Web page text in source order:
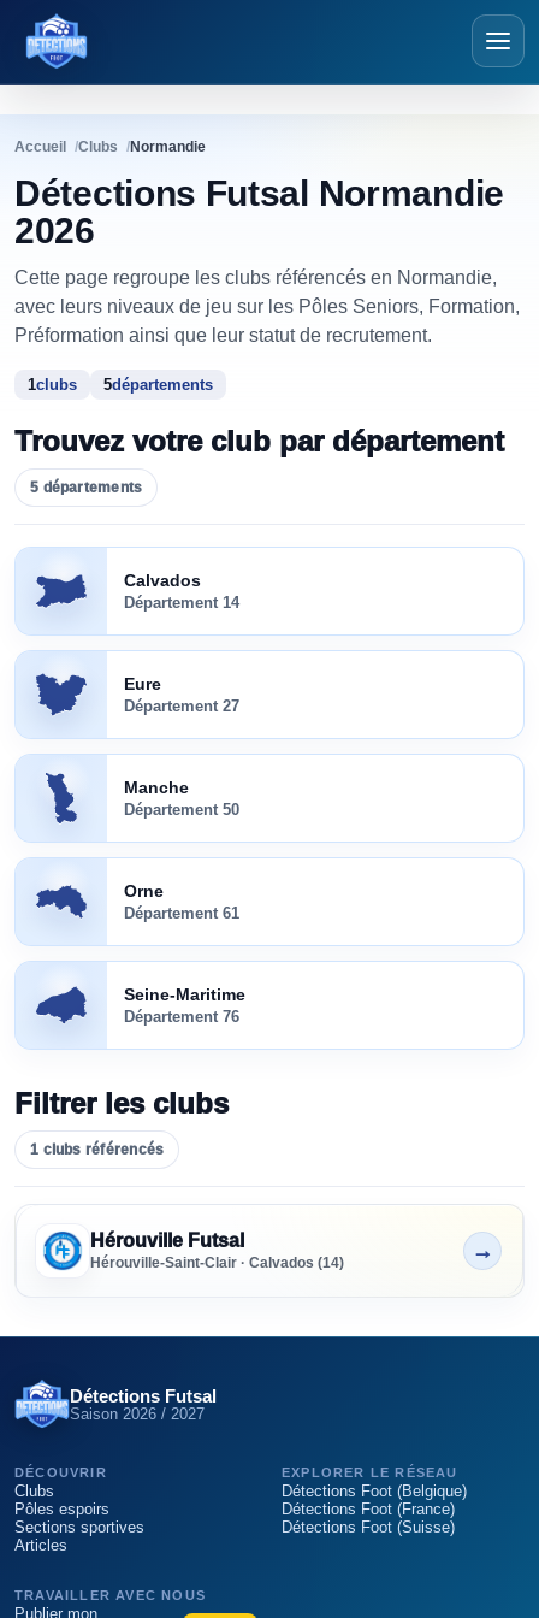
Détections Futsal
Accueil Clubs Normandie
Détections Futsal Normandie
2026
Cette page regroupe les clubs référencés en Normandie,
avec leurs niveaux de jeu sur les Pôles Seniors, Formation,
Préformation ainsi que leur statut de recrutement.
1clubs 5départements
Trouvez votre club par département
5 départements
Calvados
Département 14
Eure
Eure
Département 27
Manche
Manche
Département 50
Orne
Département 61
Seine-Maritime
Département 76
Filtrer les clubs
1 clubs référencés
Tous niveaux
PRÉFORMATION
Tous niveaux
PARTENAIRE
RECRUTEMENT
Hérouville Futsal
Hérouville-Saint-Clair · Calvados (14)
Non indiqué
→
Inscrivez-vous sur un test ou une détection futsal
Vous cherchez à
Saisissez l'opportunité quand elle se présente !
Détections Futsal
Saison 2026 / 2027
DÉCOUVRIR
Clubs
Pôles espoirs
Sections sportives
Articles
EXPLORER LE RÉSEAU
Détections Foot (Belgique)
Détections Foot (France)
Détections Foot (Suisse)
TRAVAILLER AVEC NOUS
Publier mon